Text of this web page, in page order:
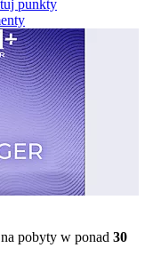
punkty
na pobyty w ponad 30